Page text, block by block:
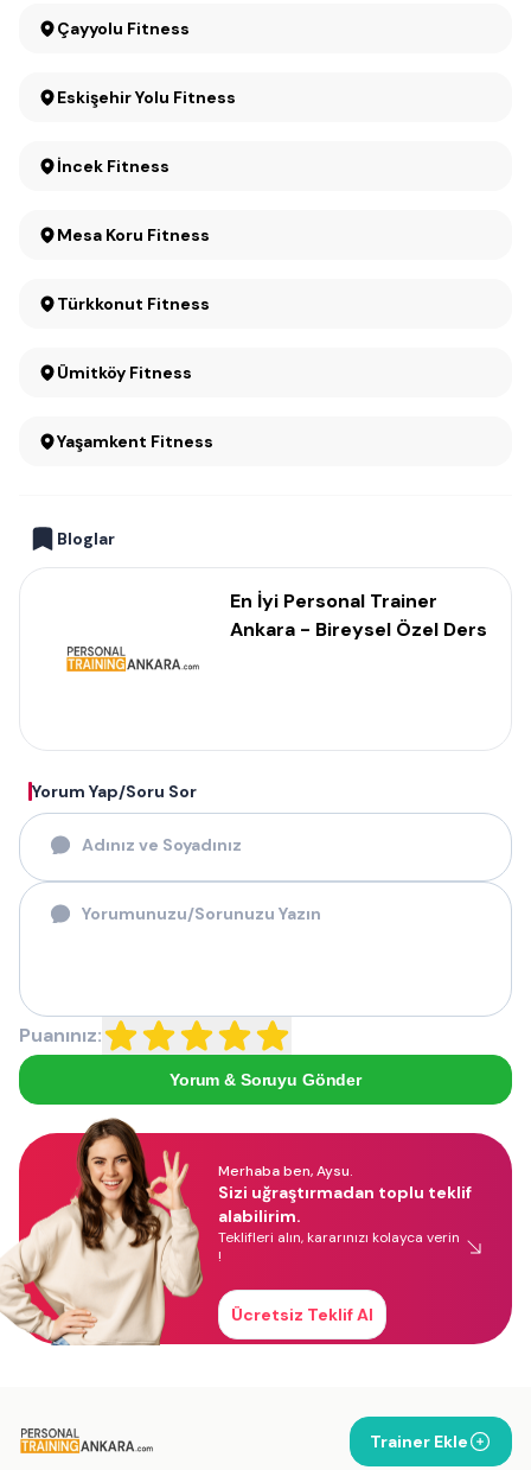
Çayyolu Fitness
Eskişehir Yolu Fitness
İncek Fitness
Mesa Koru Fitness
Türkkonut Fitness
Ümitköy Fitness
Yaşamkent Fitness
Bloglar
En İyi Personal Trainer
Ankara - Bireysel Özel Ders
Yorum Yap/Soru Sor
Puanınız:
Yorum & Soruyu Gönder
Merhaba ben, Aysu.
Sizi uğraştırmadan toplu teklif
alabilirim.
Teklifleri alın, kararınızı kolayca verin
!
Ücretsiz Teklif Al
Trainer Ekle